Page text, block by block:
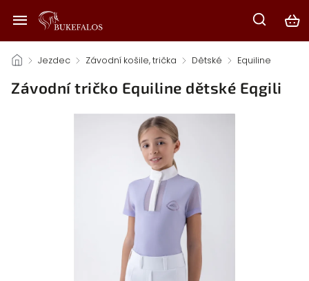
/ Jezdec / Závodní košile, trička / Dětské / Equiline
Závodní tričko Equiline dětské Eqgili